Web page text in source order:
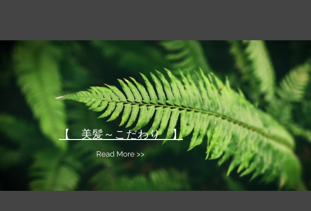
​​【 美髪～こだわり 】
Read More >>